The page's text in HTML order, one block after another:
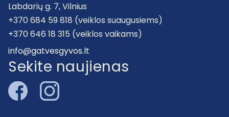
Labdarių g. 7, Vilnius
+370 684 59 818 (veiklos suaugusiems)
+370 646 18 315 (veiklos vaikams)
info@gatvesgyvos.lt
Sekite naujienas